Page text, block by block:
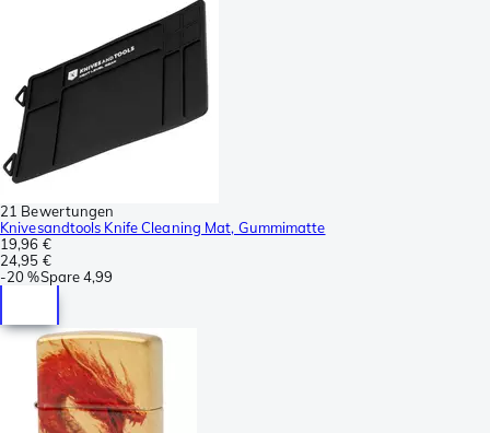
21 Bewertungen
Knivesandtools Knife Cleaning Mat, Gummimatte
19,96 €
24,95 €
-20 %Spare4,99